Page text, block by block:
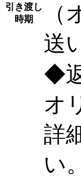
引き渡し
時期
送
◆
オ
詳
い。